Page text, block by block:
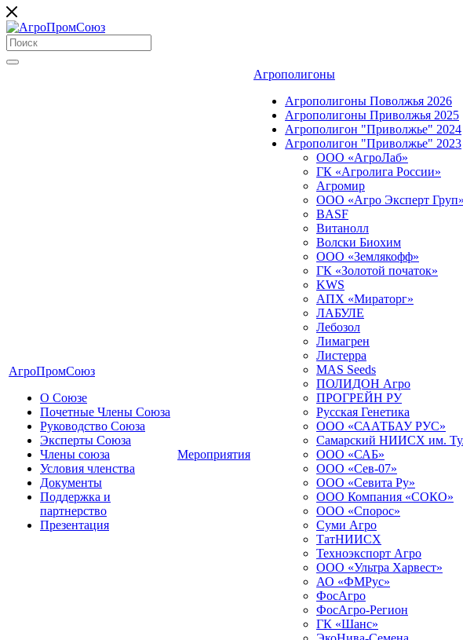
АгроПромСоюз
О Союзе
Почетные Члены Союза
Руководство Союза
Эксперты Союза
Члены союза
Условия членства
Документы
Поддержка и
партнерство
Презентация
Мероприятия
Агрополигоны
Агрополигоны Поволжья 2026
Агрополигоны Приволжья 2025
Агрополигон "Приволжье" 2024
Агрополигон "Приволжье" 2023
ООО «АгроЛаб»
ГК «Агролига России»
Агромир
ООО «Агро Эксперт Груп»
BASF
Витанолл
Волски Биохим
ООО «Землякофф»
ГК «Золотой початок»
KWS
AПX «Мираторг»
ЛАБУЛЕ
Лебозол
Лимагрен
Листерра
MAS Seeds
ПОЛИДОН Агро
ПРОГРЕЙН РУ
Русская Генетика
ООО «СААТБАУ РУС»
Самарский НИИСХ им.
ООО «САБ»
ООО «Сев-07»
ООО «Севита Ру»
ООО Компания «СОКО»
ООО «Спорос»
Суми Агро
ТатНИИСХ
Техноэкспорт Агро
ООО «Ультра Харвест»
АО «ФМРус»
ФосАгро
ФосАгро-Регион
ГК «Шанс»